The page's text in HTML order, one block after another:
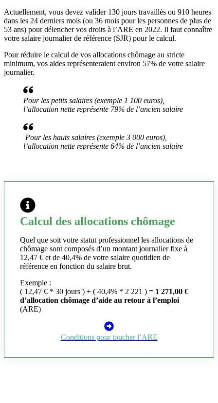
Actuellement, vous devez valider 130 jours travaillés ou 910 heures
dans les 24 derniers mois (ou 36 mois pour les personnes de plus de
53 ans) pour délencher vos droits à l’ARE en 2022. Il faut connaître
votre salaire journalier de référence (SJR) pour le calcul.
Pour réduire le calcul de vos allocations chômage au stricte
minimum, vos aides représenteraient environ 57% de votre salaire
journalier.
Pour les petits salaires (exemple 1 100 euros),
l’allocation nette représente 79% de l’ancien salaire
Pour les hauts salaires (exemple 3 000 euros),
l’allocation nette représente 64% de l’ancien salaire
Calcul des allocations chômage
Quel que soit votre statut professionnel les allocations de
chômage sont composés d’un montant journalier fixe à
12,47 € et de 40,4% de votre salaire quotidien de
référence en fonction du salaire brut.
Exemple :
( 12,47 € * 30 jours ) + ( 40,4% * 2 221 ) = 1 271,00 €
d’allocation chômage d’aide au retour à l’emploi
(ARE)
Conditions pour toucher l’ARE